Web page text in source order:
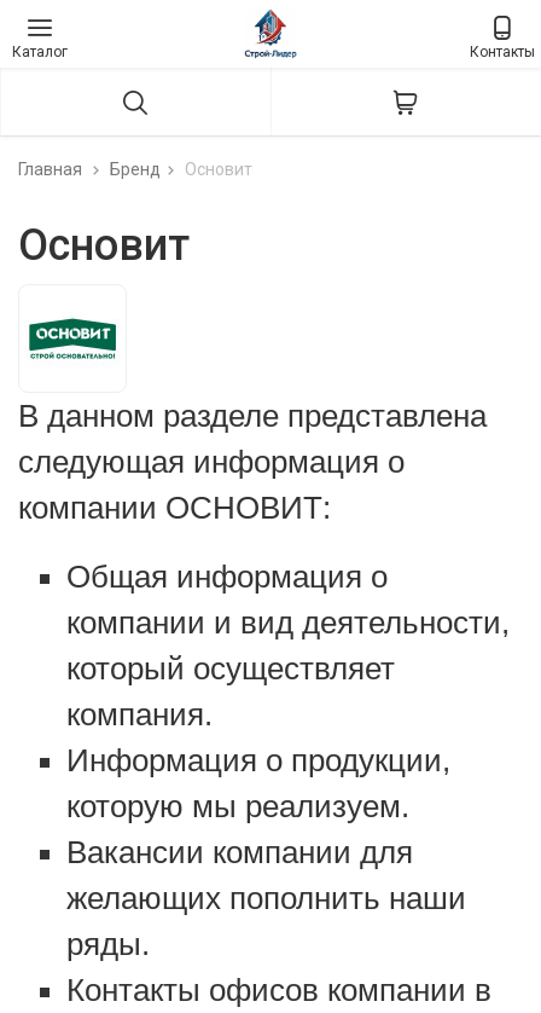
Каталог Контакты
Главная Бренд Основит
Основит
В данном разделе представлена
следующая информация о
компании ОСНОВИТ:
Общая информация о
компании и вид деятельности,
который осуществляет
компания.
Информация о продукции,
которую мы реализуем.
Вакансии компании для
желающих пополнить наши
ряды.
Контакты офисов компании в